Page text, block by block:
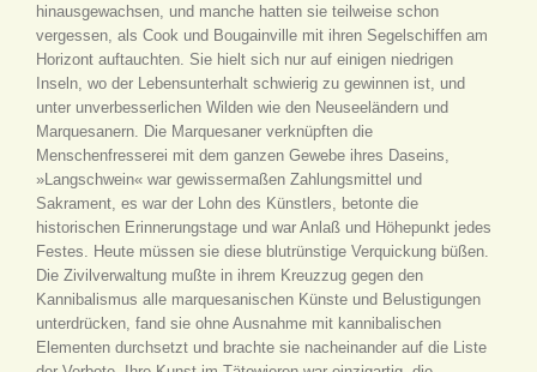
hinausgewachsen, und manche hatten sie teilweise schon
vergessen, als Cook und Bougainville mit ihren Segelschiffen am
Horizont auftauchten. Sie hielt sich nur auf einigen niedrigen
Inseln, wo der Lebensunterhalt schwierig zu gewinnen ist, und
unter unverbesserlichen Wilden wie den Neuseeländern und
Marquesanern. Die Marquesaner verknüpften die
Menschenfresserei mit dem ganzen Gewebe ihres Daseins,
»Langschwein« war gewissermaßen Zahlungsmittel und
Sakrament, es war der Lohn des Künstlers, betonte die
historischen Erinnerungstage und war Anlaß und Höhepunkt jedes
Festes. Heute müssen sie diese blutrünstige Verquickung büßen.
Die Zivilverwaltung mußte in ihrem Kreuzzug gegen den
Kannibalismus alle marquesanischen Künste und Belustigungen
unterdrücken, fand sie ohne Ausnahme mit kannibalischen
Elementen durchsetzt und brachte sie nacheinander auf die Liste